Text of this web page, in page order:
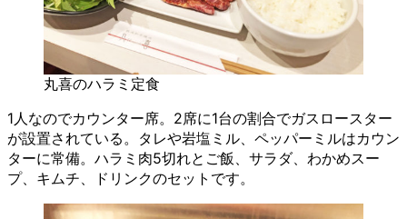
丸喜のハラミ定食
1人なのでカウンター席。2席に1台の割合でガスロースター
が設置されている。タレや岩塩ミル、ペッパーミルはカウン
ターに常備。ハラミ肉5切れとご飯、サラダ、わかめスー
プ、キムチ、ドリンクのセットです。